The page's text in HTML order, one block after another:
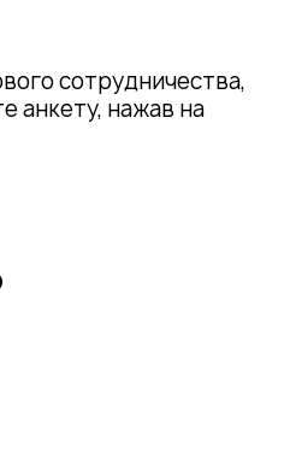
сотрудничества,
анкету, нажав на